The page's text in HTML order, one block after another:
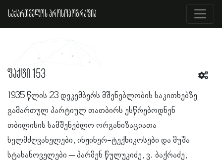
საქართველოს პროსოპოგრაფია
ფაქტი 153
1935 წლის 23 დეკემბერს მშენებლობის საკითხებზე
გამართულ პარტიულ თათბირს ესწრებოდნენ
თბილისის სამშენებლო ორგანიზაციათა
ხელმძღვანელები, ინჟინერ-ტექნიკოსები და მუშა
სტახანოველები – პარმენ წულუკიძე, ვ. ბაქრაძე,